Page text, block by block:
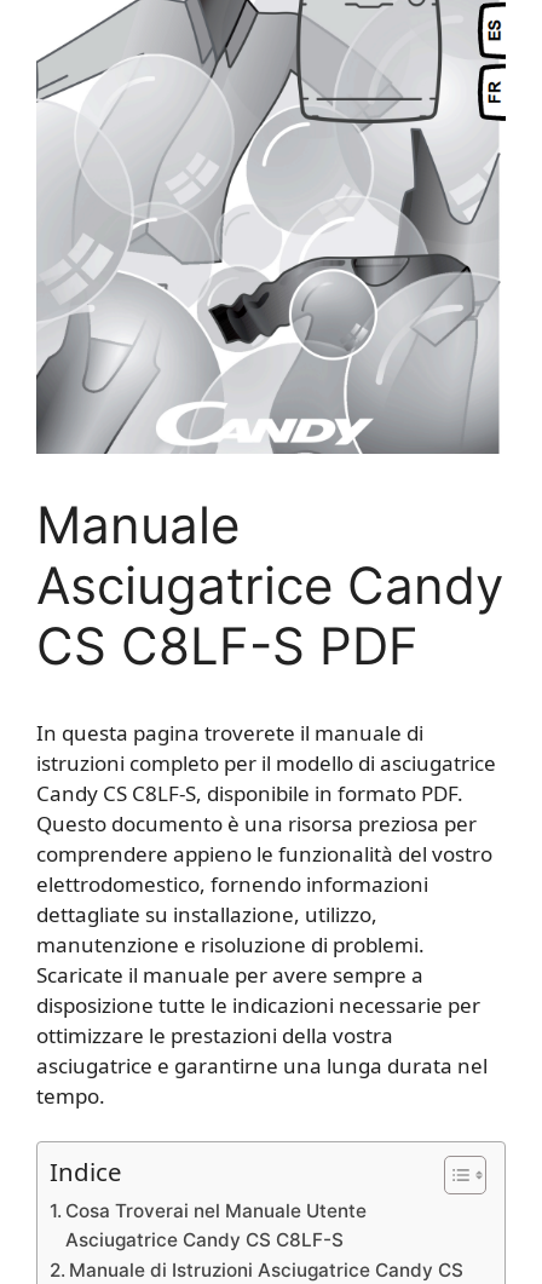
Manuale
Asciugatrice Candy
CS C8LF-S PDF
In questa pagina troverete il manuale di
istruzioni completo per il modello di asciugatrice
Candy CS C8LF-S, disponibile in formato PDF.
Questo documento è una risorsa preziosa per
comprendere appieno le funzionalità del vostro
elettrodomestico, fornendo informazioni
dettagliate su installazione, utilizzo,
manutenzione e risoluzione di problemi.
Scaricate il manuale per avere sempre a
disposizione tutte le indicazioni necessarie per
ottimizzare le prestazioni della vostra
asciugatrice e garantirne una lunga durata nel
tempo.
Indice
Cosa Troverai nel Manuale Utente
Asciugatrice Candy CS C8LF-S
Manuale di Istruzioni Asciugatrice Candy CS